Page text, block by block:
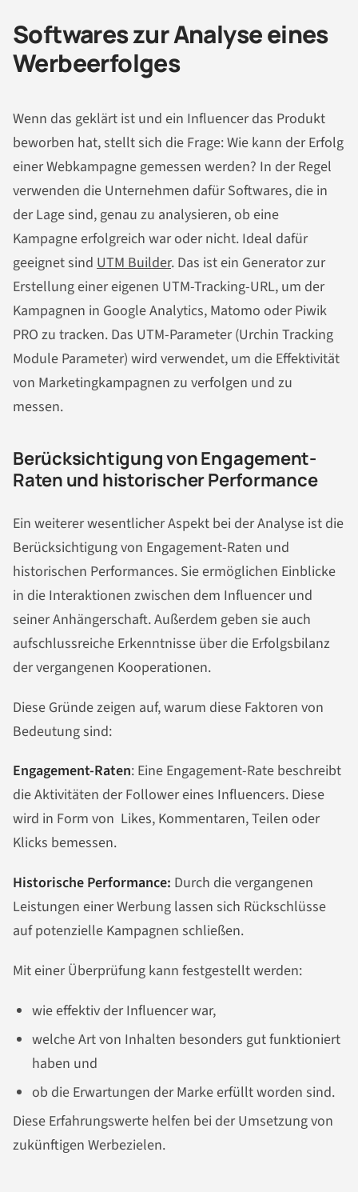
Softwares zur Analyse eines
Werbeerfolges
Wenn das geklärt ist und ein Influencer das Produkt
beworben hat, stellt sich die Frage: Wie kann der Erfolg
einer Webkampagne gemessen werden? In der Regel
verwenden die Unternehmen dafür Softwares, die in
der Lage sind, genau zu analysieren, ob eine
Kampagne erfolgreich war oder nicht. Ideal dafür
geeignet sind UTM Builder. Das ist ein Generator zur
Erstellung einer eigenen UTM-Tracking-URL, um der
Kampagnen in Google Analytics, Matomo oder Piwik
PRO zu tracken. Das UTM-Parameter (Urchin Tracking
Module Parameter) wird verwendet, um die Effektivität
von Marketingkampagnen zu verfolgen und zu
messen.
Berücksichtigung von Engagement-
Raten und historischer Performance
Ein weiterer wesentlicher Aspekt bei der Analyse ist die
Berücksichtigung von Engagement-Raten und
historischen Performances. Sie ermöglichen Einblicke
in die Interaktionen zwischen dem Influencer und
seiner Anhängerschaft. Außerdem geben sie auch
aufschlussreiche Erkenntnisse über die Erfolgsbilanz
der vergangenen Kooperationen.
Diese Gründe zeigen auf, warum diese Faktoren von
Bedeutung sind:
Engagement-Raten: Eine Engagement-Rate beschreibt
die Aktivitäten der Follower eines Influencers. Diese
wird in Form von Likes, Kommentaren, Teilen oder
Klicks bemessen.
Historische Performance: Durch die vergangenen
Leistungen einer Werbung lassen sich Rückschlüsse
auf potenzielle Kampagnen schließen.
Mit einer Überprüfung kann festgestellt werden:
wie effektiv der Influencer war,
welche Art von Inhalten besonders gut funktioniert
haben und
ob die Erwartungen der Marke erfüllt worden sind.
Diese Erfahrungswerte helfen bei der Umsetzung von
zukünftigen Werbezielen.